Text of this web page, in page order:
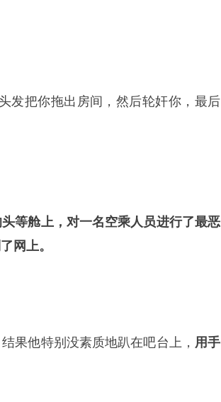
发把你拖出房间，然后轮奸你，最后
等舱上，对一名空乘人员进行了最恶
网上。
果他特别没素质地趴在吧台上， 用手